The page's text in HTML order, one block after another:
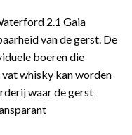
2.1 Gaia
van de gerst. De
boeren die
whisky kan worden
waar de gerst